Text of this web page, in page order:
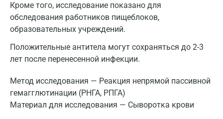
Кроме того, исследование показано для
обследования работников пищеблоков,
образовательных учреждений.
Положительные антитела могут сохраняться до 2-3
лет после перенесенной инфекции.
Метод исследования — Реакция непрямой пассивной
гемагглютинации (РНГА, РПГА)
Материал для исследования — Сыворотка крови